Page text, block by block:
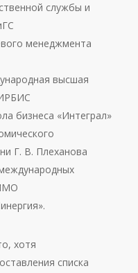
службы и
менеджмента
высшая
бизнеса «Интеграл»
Г. В. Плеханова
хотя
списка